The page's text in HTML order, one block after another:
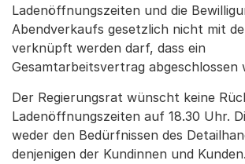
Ladenöffnungszeiten und die
Abendverkaufs gesetzlich nicht mit
verknüpft werden darf, dass ein
Gesamtarbeitsvertrag abgeschlossen
Der Regierungsrat wünscht keine
Ladenöffnungszeiten auf 18.30 Uhr.
weder den Bedürfnissen des
denjenigen der Kundinnen und